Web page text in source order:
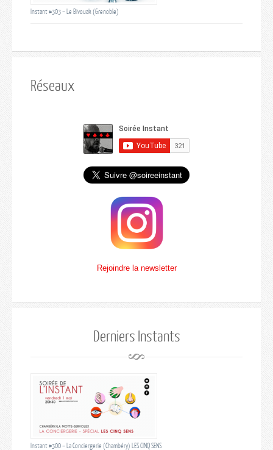
Instant #303 – Le Bivouak (Grenoble)
Réseaux
Rejoindre la newsletter
Derniers Instants
Instant #300 – La Conciergerie (Chambéry) LES CINQ SENS